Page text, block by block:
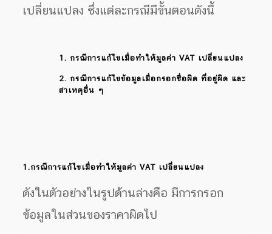
เปลี่ยนแปลง ซึ่งแต่ละกรณีมีขั้นตอนดังนี้
1. กรณีการแก้ไขเมื่อทำให้มูลค่า VAT เปลี่ยนแปลง
2. กรณีการแก้ไขข้อมูลเมื่อกรอกชื่อผิด ที่อยู่ผิด และ
สาเหตุอื่น ๆ
1.กรณีการแก้ไขเมื่อทำให้มูลค่า VAT เปลี่ยนแปลง
ดังในตัวอย่างในรูปด้านล่างคือ มีการกรอก
ข้อมูลในส่วนของราคาผิดไป